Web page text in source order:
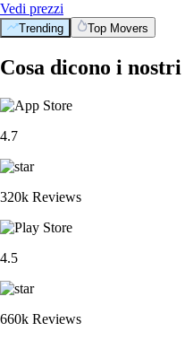
Vedi prezzi
Trending Top Movers
Cosa dicono i
4.7
320k Reviews
4.5
660k Reviews